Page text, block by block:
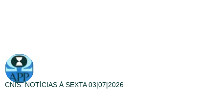
CNIS: NOTÍCIAS À SEXTA 03|07|2026